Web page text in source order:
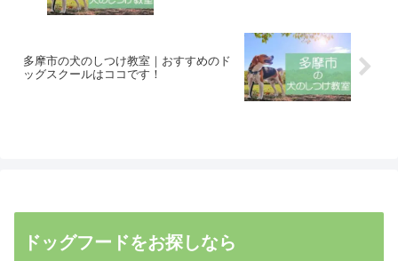
多摩市の犬のしつけ教室｜おすすめのド
ッグスクールはココです！
ドッグフードをお探しなら